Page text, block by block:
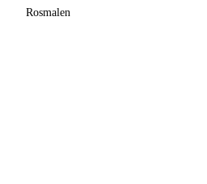
Rosmalen